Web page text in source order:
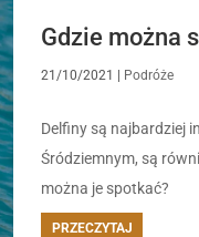
Gdzie można
21/10/2021 Podróże
Delfiny są najbardziej
Śródziemnym, są
można je spotkać?
PRZECZYTAJ